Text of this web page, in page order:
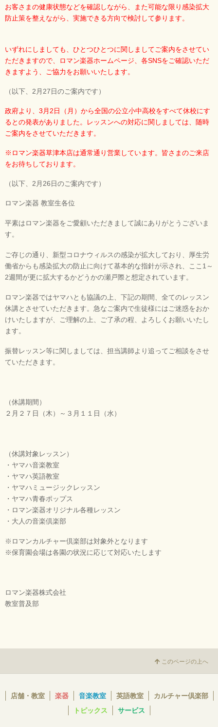
お客さまの健康状態などを確認しながら、また可能な限り感染拡大
防止策を整えながら、実施できる方向で検討して参ります。
いずれにしましても、ひとつひとつに関しましてご案内をさせてい
ただきますので、ロマン楽器ホームページ、各SNSをご確認いただ
きますよう、ご協力をお願いいたします。
（以下、2月27日のご案内です）
政府より、3月2日（月）から全国の公立小中高校をすべて休校にす
るとの発表がありました。レッスンへの対応に関しましては、随時
ご案内をさせていただきます。
※ロマン楽器草津本店は通常通り営業しています。皆さまのご来店
をお待ちしております。
（以下、2月26日のご案内です）
ロマン楽器 教室生各位
平素はロマン楽器をご愛顧いただきまして誠にありがとうございま
す。
ご存じの通り、新型コロナウィルスの感染が拡大しており、厚生労
働省からも感染拡大の防止に向けて基本的な指針が示され、ここ1～
2週間が更に拡大するかどうかの瀬戸際と想定されています。
ロマン楽器ではヤマハとも協議の上、下記の期間、全てのレッスン
休講とさせていただきます。急なご案内で生徒様にはご迷惑をおか
けいたしますが、ご理解の上、ご了承の程、よろしくお願いいたし
ます。
振替レッスン等に関しましては、担当講師より追ってご相談をさせ
ていただきます。
（休講期間）
２月２７日（木）～３月１１日（水）
（休講対象レッスン）
・ヤマハ音楽教室
・ヤマハ英語教室
・ヤマハミュージックレッスン
・ヤマハ青春ポップス
・ロマン楽器オリジナル各種レッスン
・大人の音楽倶楽部
※ロマンカルチャー倶楽部は対象外となります
※保育園会場は各園の状況に応じて対応いたします
ロマン楽器株式会社
教室普及部
このページの上へ
店舗・教室 楽器 音楽教室 英語教室
カルチャー倶楽部
トピックス
サービス